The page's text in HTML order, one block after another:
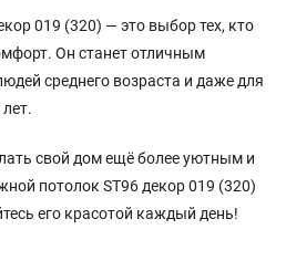
019 (320) — это выбор тех, кто
Он станет отличным
среднего возраста и даже для
свой дом ещё более уютным и
потолок SТ96 декор 019 (320)
его красотой каждый день!